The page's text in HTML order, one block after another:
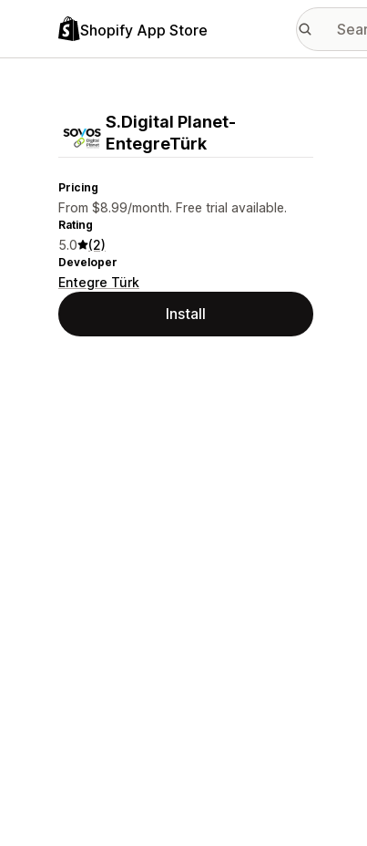
Shopify App Store
S.Digital Planet‑
EntegreTürk
Pricing
From $8.99/month. Free trial available.
Rating
5.0 (2)
Developer
Entegre Türk
Install